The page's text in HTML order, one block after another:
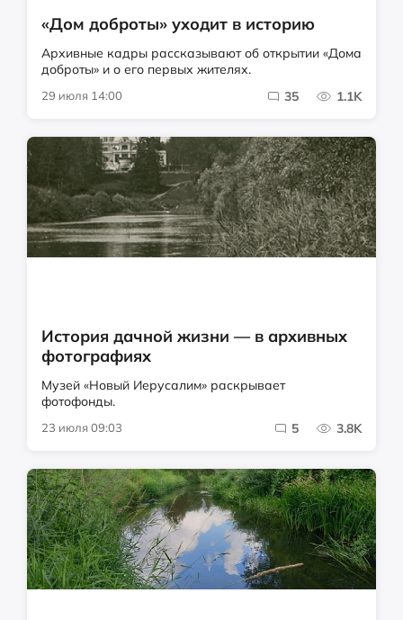
«Дом доброты» уходит в историю
Архивные кадры рассказывают об открытии «Дома
доброты» и о его первых жителях.
29 июля 14:00 35 1.1K
История дачной жизни — в архивных
фотографиях
Музей «Новый Иерусалим» раскрывает
фотофонды.
23 июля 09:03 5 3.8K